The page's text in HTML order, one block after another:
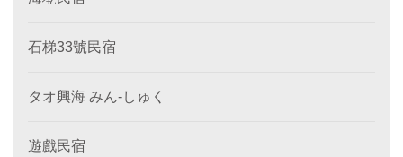
石梯33號民宿
タオ興海 みん‐しゅく
遊戲民宿